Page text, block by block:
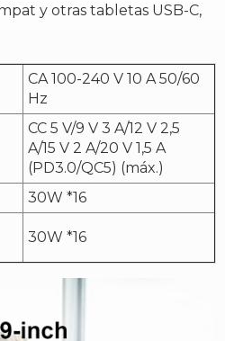
y otras tabletas USB-C,
CA 100-240 V 10 A 50/60
Hz
CC 5 V/9 V 3 A/12 V 2,5
A/15 V 2 A/20 V 1,5 A
(PD3.0/QC5) (máx.)
30W *16
30W *16